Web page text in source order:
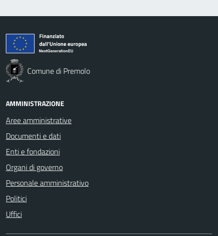
Comune di Premolo
AMMINISTRAZIONE
Aree amministrative
Documenti e dati
Enti e fondazioni
Organi di governo
Personale amministrativo
Politici
Uffici